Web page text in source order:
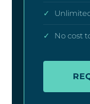
✓
✓ No cost